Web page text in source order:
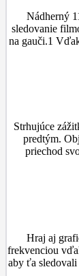
Nádherný
sledovanie
na gauči.1
Strhujúce
predtým.
priechod
Hraj aj
frekvenciou
aby ťa sledovali